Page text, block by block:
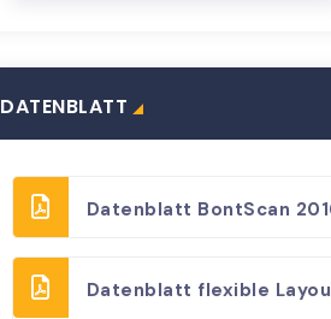
DATENBLATT
Datenblatt BontScan
Datenblatt flexible